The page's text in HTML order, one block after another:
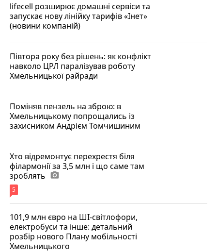
lifecell розширює домашні сервіси та
запускає нову лінійку тарифів «Інет»
(новини компаній)
Півтора року без рішень: як конфлікт
навколо ЦРЛ паралізував роботу
Хмельницької райради
Поміняв пензель на зброю: в
Хмельницькому попрощались із
захисником Андрієм Томчишиним
Хто відремонтує перехрестя біля
філармонії за 3,5 млн і що саме там
зроблять photo_camera
5
101,9 млн євро на ШІ-світлофори,
електробуси та інше: детальний
розбір нового Плану мобільності
Хмельницького